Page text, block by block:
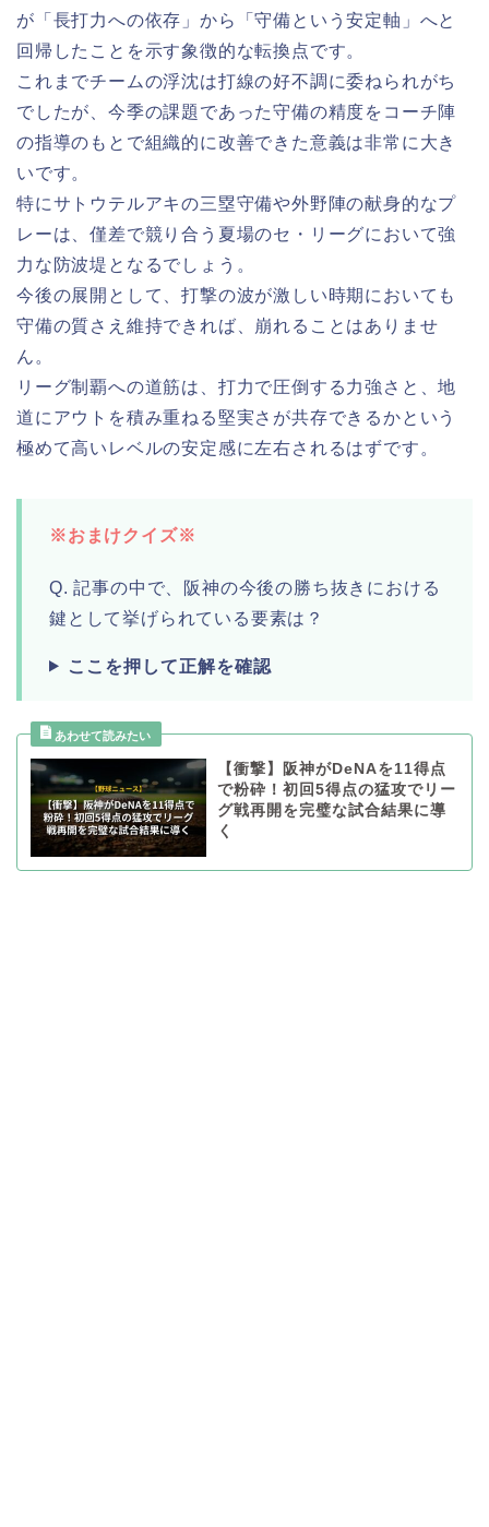
が「長打力への依存」から「守備という安定軸」へと
回帰したことを示す象徴的な転換点です。
これまでチームの浮沈は打線の好不調に委ねられがち
でしたが、今季の課題であった守備の精度をコーチ陣
の指導のもとで組織的に改善できた意義は非常に大き
いです。
特にサトウテルアキの三塁守備や外野陣の献身的なプ
レーは、僅差で競り合う夏場のセ・リーグにおいて強
力な防波堤となるでしょう。
今後の展開として、打撃の波が激しい時期においても
守備の質さえ維持できれば、崩れることはありませ
ん。
リーグ制覇への道筋は、打力で圧倒する力強さと、地
道にアウトを積み重ねる堅実さが共存できるかという
極めて高いレベルの安定感に左右されるはずです。
※おまけクイズ※
Q. 記事の中で、阪神の今後の勝ち抜きにおける
鍵として挙げられている要素は？
ここを押して正解を確認
【衝撃】阪神がDeNAを11得点
で粉砕！初回5得点の猛攻でリー
グ戦再開を完璧な試合結果に導
く